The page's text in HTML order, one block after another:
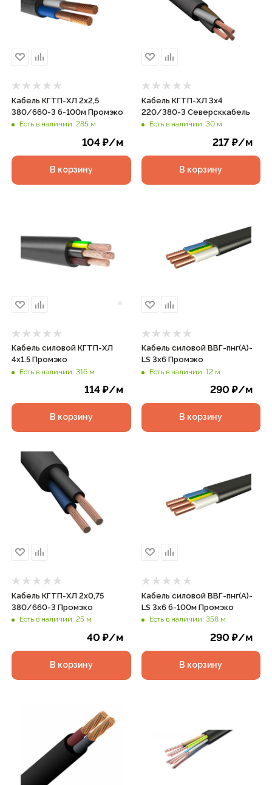
Кабель КГТП-ХЛ 2х2,5
380/660-3 б-100м Промэко
Есть в наличии: 285 м
104₽/м
В корзину
Кабель КГТП-ХЛ 3х4
220/380-3 Северсккабель
Есть в наличии: 30 м
217 ₽/м
В корзину
Кабель силовой КГТП-ХЛ
4х1.5 Промэко
Есть в наличии: 316 м
114₽/м
В корзину
Кабель силовой ВВГ-пнг(А)-
LS 3х6 Промэко
Есть в наличии: 12 м
290 ₽/м
В корзину
Кабель КГТП-ХЛ 2х0,75
380/660-3 Промэко
Есть в наличии: 25 м
40₽/м
В корзину
Кабель силовой ВВГ-пнг(А)-
LS 3х6 б-100м Промэко
Есть в наличии: 358 м
290 ₽/м
В корзину